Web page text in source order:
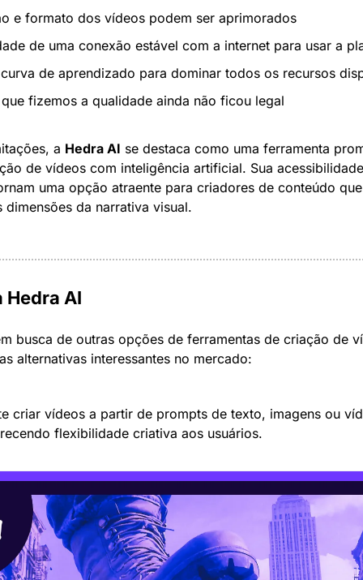
e formato dos vídeos podem ser aprimorados
de uma conexão estável com a internet para usar a
de aprendizado para dominar todos os recursos
fizemos a qualidade ainda não ficou legal
a Hedra AI se destaca como uma ferramenta
de vídeos com inteligência artificial. Sua
uma opção atraente para criadores de conteúdo
dimensões da narrativa visual.
AI
busca de outras opções de ferramentas de criação de
alternativas interessantes no mercado:
criar vídeos a partir de prompts de texto, imagens ou
flexibilidade criativa aos usuários.